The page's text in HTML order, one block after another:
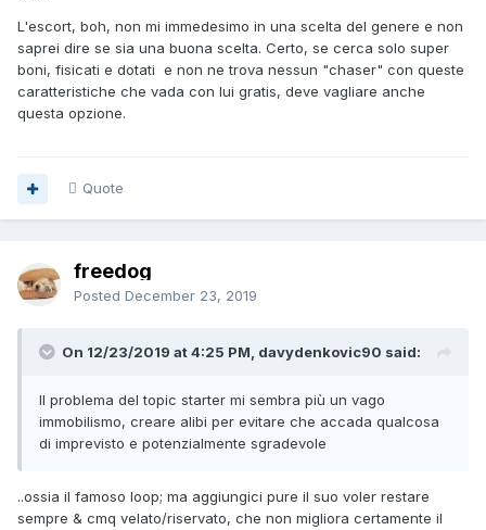
L'escort, boh, non mi immedesimo in una scelta del genere e non
saprei dire se sia una buona scelta. Certo, se cerca solo super
boni, fisicati e dotati e non ne trova nessun "chaser" con queste
caratteristiche che vada con lui gratis, deve vagliare anche
questa opzione.
Quote
freedog
Posted December 23, 2019
On 12/23/2019 at 4:25 PM, davydenkovic90 said:
Il problema del topic starter mi sembra più un vago
immobilismo, creare alibi per evitare che accada qualcosa
di imprevisto e potenzialmente sgradevole
..ossia il famoso loop; ma aggiungici pure il suo voler restare
sempre & cmq velato/riservato, che non migliora certamente il